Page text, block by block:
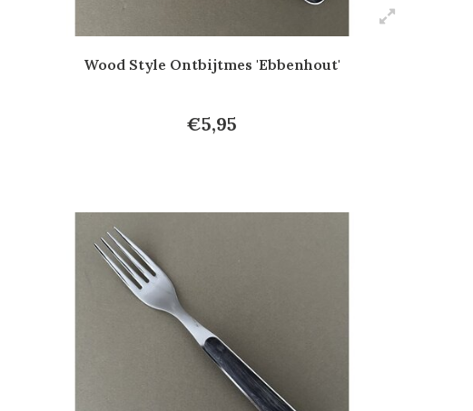
Wood Style Ontbijtmes 'Ebbenhout'
€5,95